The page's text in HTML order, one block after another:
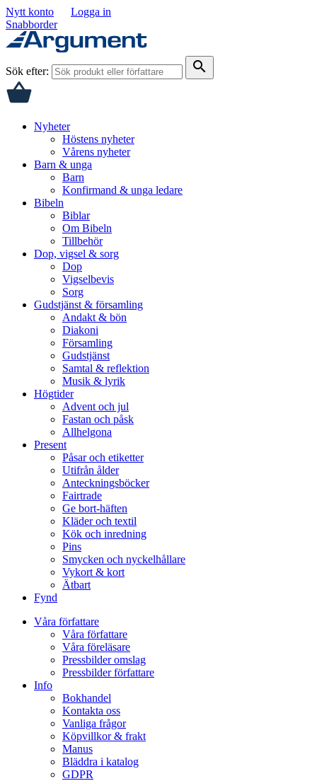
Nytt konto
Logga in
Snabborder
Sök efter: search
Nyheter
Höstens nyheter
Vårens nyheter
Barn & unga
Barn
Konfirmand & unga ledare
Bibeln
Biblar
Om Bibeln
Tillbehör
Dop, vigsel & sorg
Dop
Vigselbevis
Sorg
Gudstjänst & församling
Andakt & bön
Diakoni
Församling
Gudstjänst
Samtal & reflektion
Musik & lyrik
Högtider
Advent och jul
Fastan och påsk
Allhelgona
Present
Påsar och etiketter
Utifrån ålder
Anteckningsböcker
Fairtrade
Ge bort-häften
Kläder och textil
Kök och inredning
Pins
Smycken och nyckelhållare
Vykort & kort
Ätbart
Fynd
Våra författare
Våra författare
Våra föreläsare
Pressbilder omslag
Pressbilder författare
Info
Bokhandel
Kontakta oss
Vanliga frågor
Köpvillkor & frakt
Manus
Bläddra i katalog
GDPR